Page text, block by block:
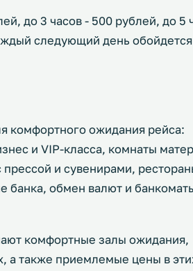
до 3 часов - 500 рублей, до 5
следующий день
комфортного ожидания рейса:
и VIP-класса, комнаты
и сувенирами,
банка, обмен валют и
комфортные залы ожидания,
а также приемлемые цены в